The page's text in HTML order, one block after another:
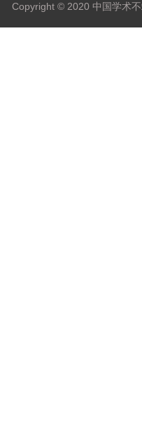
Copyright © 2020 中国学术